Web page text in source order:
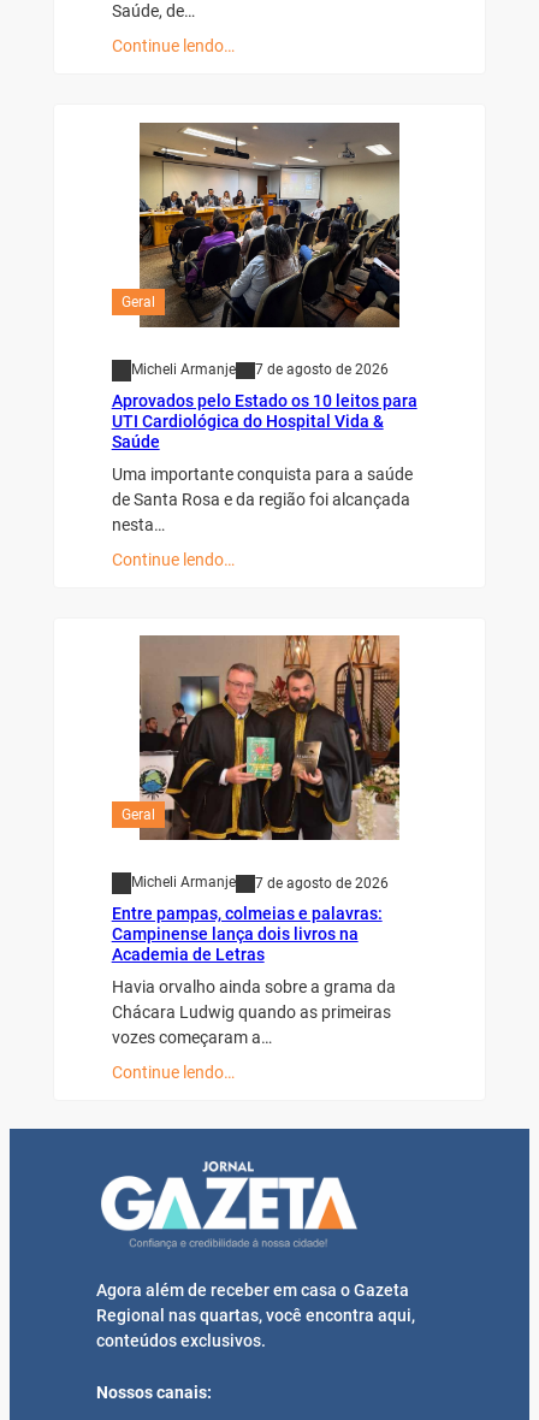
Saúde, de…
Continue lendo…
Geral
Micheli Armanje 7 de agosto de 2026
Aprovados pelo Estado os 10 leitos para
UTI Cardiológica do Hospital Vida &
Saúde
Uma importante conquista para a saúde
de Santa Rosa e da região foi alcançada
nesta…
Continue lendo…
Geral
Micheli Armanje 7 de agosto de 2026
Entre pampas, colmeias e palavras:
Campinense lança dois livros na
Academia de Letras
Havia orvalho ainda sobre a grama da
Chácara Ludwig quando as primeiras
vozes começaram a…
Continue lendo…
Agora além de receber em casa o Gazeta
Regional nas quartas, você encontra aqui,
conteúdos exclusivos.
Nossos canais: